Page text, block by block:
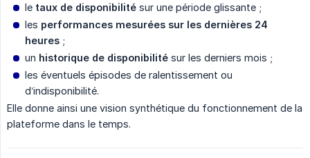
le taux de disponibilité sur une période glissante ;
les performances mesurées sur les dernières 24
heures ;
un historique de disponibilité sur les derniers mois ;
les éventuels épisodes de ralentissement ou
d’indisponibilité.
Elle donne ainsi une vision synthétique du fonctionnement de la
plateforme dans le temps.